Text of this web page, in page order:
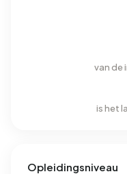
van de
is het
Opleidingsniveau